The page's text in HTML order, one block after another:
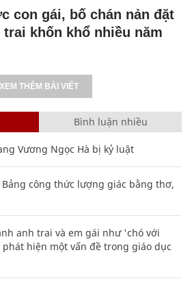
con gái, bố chán nản đặt
khốn khổ nhiều năm
XEM THÊM BÀI VIẾT
Bình luận nhiều
Vương Ngọc Hà bị kỷ luật
công thức lượng giác bằng thơ,
anh trai và em gái như 'chó với
hiện một vấn đề trong giáo dục